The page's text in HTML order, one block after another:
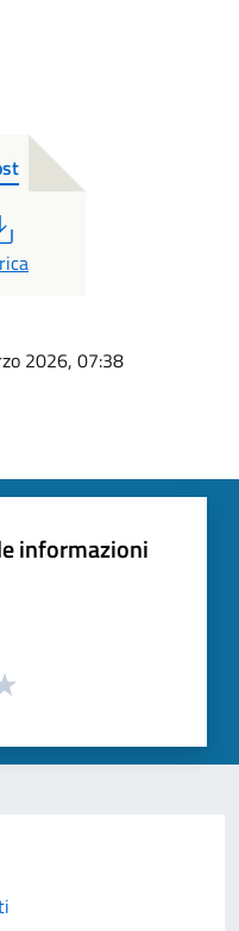
2026, 07:38
informazioni